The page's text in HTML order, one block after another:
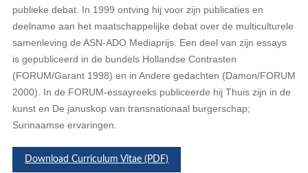
publieke debat. In 1999 ontving hij voor zijn publicaties en
deelname aan het maatschappelijke debat over de multiculturele
samenleving de ASN-ADO Mediaprijs. Een deel van zijn essays
is gepubliceerd in de bundels Hollandse Contrasten
(FORUM/Garant 1998) en in Andere gedachten (Damon/FORUM
2000). In de FORUM-essayreeks publiceerde hij Thuis zijn in de
kunst en De januskop van transnationaal burgerschap;
Surinaamse ervaringen.
Download Curriculum Vitae (PDF)